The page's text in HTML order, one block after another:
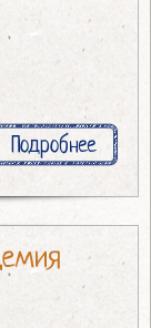
Подробнее